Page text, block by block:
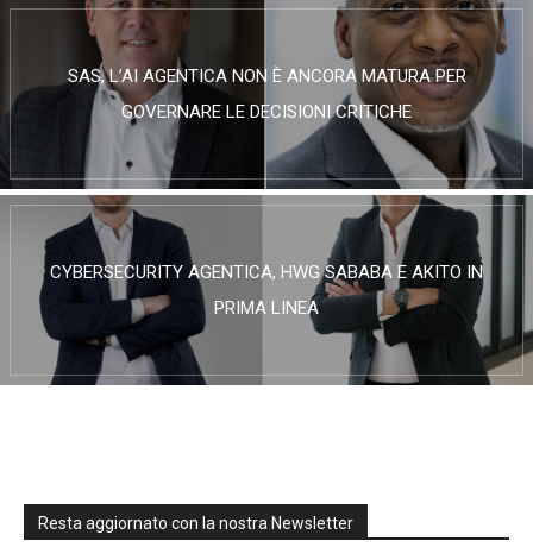
SAS, L’AI AGENTICA NON È ANCORA MATURA PER
GOVERNARE LE DECISIONI CRITICHE
CYBERSECURITY AGENTICA, HWG SABABA E AKITO IN
PRIMA LINEA
Resta aggiornato con la nostra Newsletter